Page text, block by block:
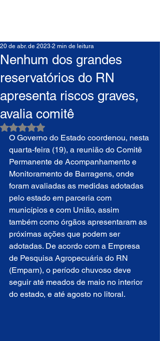
Nenhum dos grandes
reservatórios do RN
apresenta riscos graves,
avalia comitê
20 de abr. de 2023 2 min de leitura
Avaliado com NaN de 5 estrelas.
O Governo do Estado coordenou, nesta
quarta-feira (19), a reunião do Comitê
Permanente de Acompanhamento e
Monitoramento de Barragens, onde
foram avaliadas as medidas adotadas
pelo estado em parceria com
municípios e com União, assim
também como órgãos apresentaram as
próximas ações que podem ser
adotadas. De acordo com a Empresa
de Pesquisa Agropecuária do RN
(Emparn), o período chuvoso deve
seguir até meados de maio no interior
do estado, e até agosto no litoral.